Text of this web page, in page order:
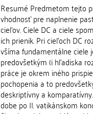
Resumé Predmetom tejto
vhodnosť pre naplnenie
cieľov. Ciele DC a ciele
ich prienik. Pri cieľoch DC
všíma fundamentálne ciele
predovšetkým (i hľadiska
práce je okrem iného
pochopenia a to
deskriptívny a
dobe po II. vatikánskom